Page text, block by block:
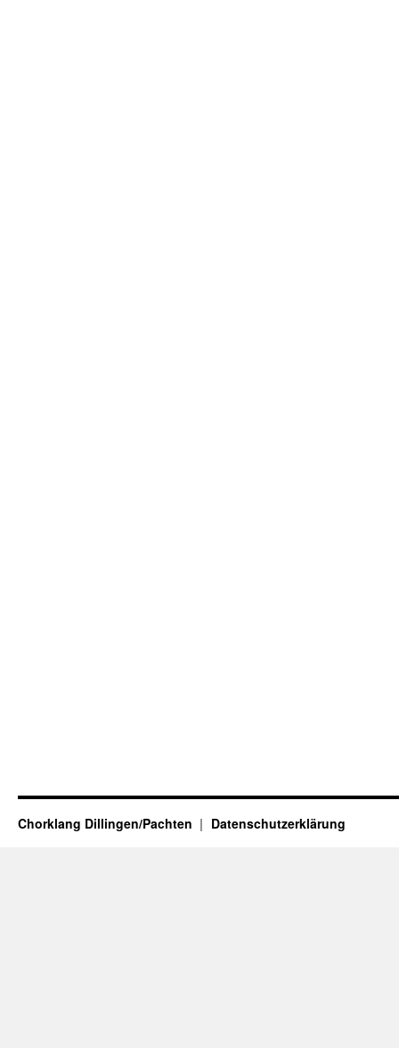
Chorklang Dillingen/Pachten Datenschutzerklärung